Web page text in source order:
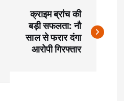
क्राइम ब्रांच की
बड़ी सफलता: नौ
साल से फरार दंगा
आरोपी गिरफ्तार